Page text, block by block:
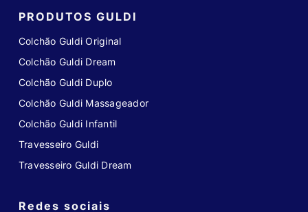
PRODUTOS GULDI
Colchão Guldi Original
Colchão Guldi Dream
Colchão Guldi Duplo
Colchão Guldi Massageador
Colchão Guldi Infantil
Travesseiro Guldi
Travesseiro Guldi Dream
Redes sociais